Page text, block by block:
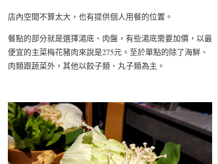
店內空間不算太大，也有提供個人用餐的位置。
餐點的部分就是選擇湯底、肉盤，有些湯底需要加價，以最
便宜的主菜梅花豬肉來說是275元。至於單點的除了海鮮、
肉類跟蔬菜外，其他以餃子類、丸子類為主。